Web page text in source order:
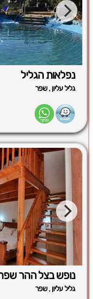
נפלאות הגליל
גליל עליון ,שפר
נופש בצל ההר
גליל עליון ,שפר